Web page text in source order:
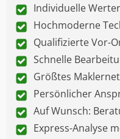
Individuelle
Hochmoderne
Qualifizierte Vor-
Schnelle
Größtes
Persönlicher
Auf Wunsch:
Express-Analyse